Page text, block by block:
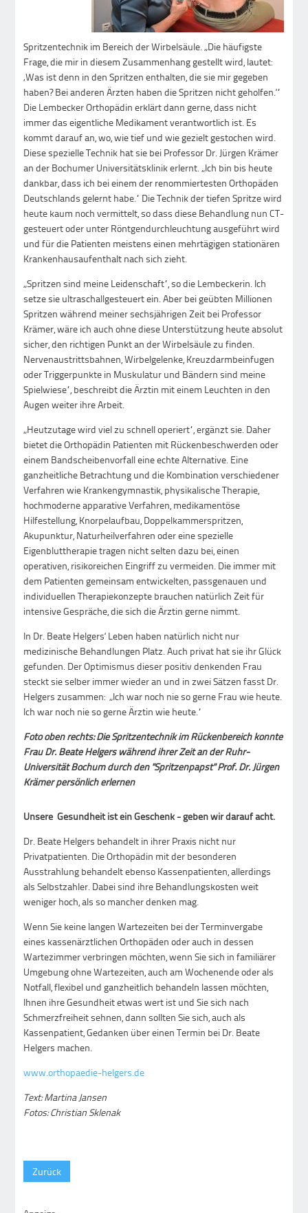
Spritzentechnik im Bereich der Wirbelsäule. „Die häufigste
Frage, die mir in diesem Zusammenhang gestellt wird, lautet:
‚Was ist denn in den Spritzen enthalten, die sie mir gegeben
haben? Bei anderen Ärzten haben die Spritzen nicht geholfen.‘“
Die Lembecker Orthopädin erklärt dann gerne, dass nicht
immer das eigentliche Medikament verantwortlich ist. Es
kommt darauf an, wo, wie tief und wie gezielt gestochen wird.
Diese spezielle Technik hat sie bei Professor Dr. Jürgen Krämer
an der Bochumer Universitätsklinik erlernt. „Ich bin bis heute
dankbar, dass ich bei einem der renommiertesten Orthopäden
Deutschlands gelernt habe.“ Die Technik der tiefen Spritze wird
heute kaum noch vermittelt, so dass diese Behandlung nun CT-
gesteuert oder unter Röntgendurchleuchtung ausgeführt wird
und für die Patienten meistens einen mehrtägigen stationären
Krankenhausaufenthalt nach sich zieht.
„Spritzen sind meine Leidenschaft“, so die Lembeckerin. Ich
setze sie ultraschallgesteuert ein. Aber bei geübten Millionen
Spritzen während meiner sechsjährigen Zeit bei Professor
Krämer, wäre ich auch ohne diese Unterstützung heute absolut
sicher, den richtigen Punkt an der Wirbelsäule zu finden.
Nervenaustrittsbahnen, Wirbelgelenke, Kreuzdarmbeinfugen
oder Triggerpunkte in Muskulatur und Bändern sind meine
Spielwiese“, beschreibt die Ärztin mit einem Leuchten in den
Augen weiter ihre Arbeit.
„Heutzutage wird viel zu schnell operiert“, ergänzt sie. Daher
bietet die Orthopädin Patienten mit Rückenbeschwerden oder
einem Bandscheibenvorfall eine echte Alternative. Eine
ganzheitliche Betrachtung und die Kombination verschiedener
Verfahren wie Krankengymnastik, physikalische Therapie,
hochmoderne apparative Verfahren, medikamentöse
Hilfestellung, Knorpelaufbau, Doppelkammerspritzen,
Akupunktur, Naturheilverfahren oder eine spezielle
Eigenbluttherapie tragen nicht selten dazu bei, einen
operativen, risikoreichen Eingriff zu vermeiden. Die immer mit
dem Patienten gemeinsam entwickelten, passgenauen und
individuellen Therapiekonzepte brauchen natürlich Zeit für
intensive Gespräche, die sich die Ärztin gerne nimmt.
In Dr. Beate Helgers‘ Leben haben natürlich nicht nur
medizinische Behandlungen Platz. Auch privat hat sie ihr Glück
gefunden. Der Optimismus dieser positiv denkenden Frau
steckt sie selber immer wieder an und in zwei Sätzen fasst Dr.
Helgers zusammen: „Ich war noch nie so gerne Frau wie heute.
Ich war noch nie so gerne Ärztin wie heute.“
Foto oben rechts: Die Spritzentechnik im Rückenbereich konnte
Frau Dr. Beate Helgers während ihrer Zeit an der Ruhr-
Universität Bochum durch den "Spritzenpapst" Prof. Dr. Jürgen
Krämer persönlich erlernen
Unsere Gesundheit ist ein Geschenk - geben wir darauf acht.
Dr. Beate Helgers behandelt in ihrer Praxis nicht nur
Privatpatienten. Die Orthopädin mit der besonderen
Ausstrahlung behandelt ebenso Kassenpatienten, allerdings
als Selbstzahler. Dabei sind ihre Behandlungskosten weit
weniger hoch, als so mancher denken mag.
Wenn Sie keine langen Wartezeiten bei der Terminvergabe
eines kassenärztlichen Orthopäden oder auch in dessen
Wartezimmer verbringen möchten, wenn Sie sich in familiärer
Umgebung ohne Wartezeiten, auch am Wochenende oder als
Notfall, flexibel und ganzheitlich behandeln lassen möchten,
Ihnen ihre Gesundheit etwas wert ist und Sie sich nach
Schmerzfreiheit sehnen, dann sollten Sie sich, auch als
Kassenpatient, Gedanken über einen Termin bei Dr. Beate
Helgers machen.
www.orthopaedie-helgers.de
Text: Martina Jansen
Fotos: Christian Sklenak
Zurück